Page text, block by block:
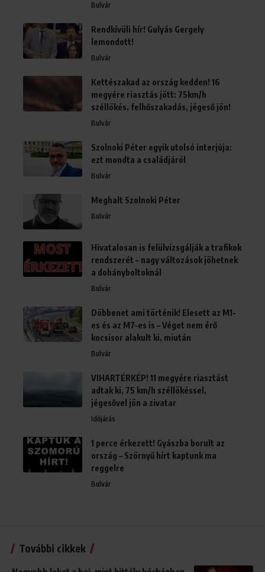
Bulvár
Rendkívüli hír! Gulyás Gergely
lemondott!
Bulvár
Kettészakad az ország kedden! 16
megyére riasztás jött: 75km/h
széllökés, felhőszakadás, jégeső jön!
Bulvár
Szolnoki Péter egyik utolsó interjúja:
ezt mondta a családjáról
Bulvár
Meghalt Szolnoki Péter
Bulvár
Hivatalosan is felülvizsgálják a trafikok
rendszerét – nagy változások jöhetnek
a dohányboltoknál
Bulvár
Döbbenet ami történik! Elesett az M1-
es és az M7-es is – Véget nem érő
kocsisor alakult ki, miután
Bulvár
VIHARTÉRKÉP! 11 megyére riasztást
adtak ki, 75 km/h széllökéssel,
jégesővel jön a zivatar
Időjárás
1 perce érkezett! Gyászba borult az
ország – Szörnyű hírt kaptunk ma
reggelre
Bulvár
További cikkek